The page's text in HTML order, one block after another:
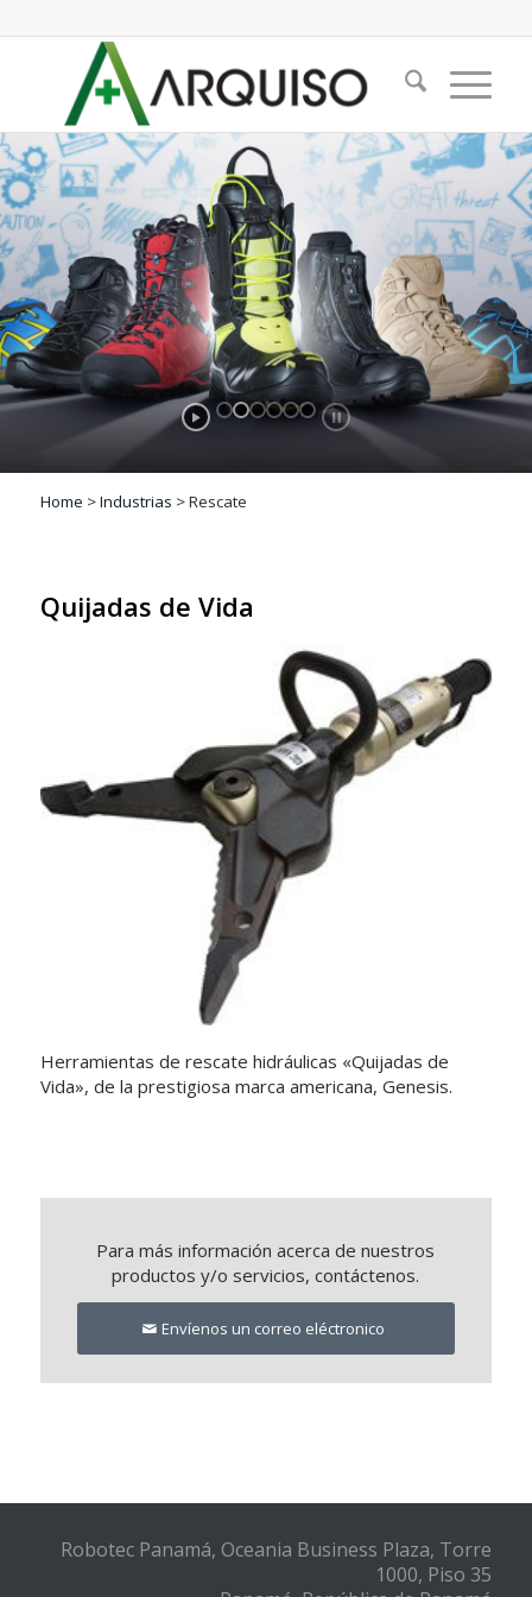
Home >Industrias > Rescate
Quijadas de Vida
Herramientas de rescate hidráulicas «Quijadas de
Vida», de la prestigiosa marca americana, Genesis.
Para más información acerca de nuestros
productos y/o servicios, contáctenos.
Envíenos un correo eléctronico
Robotec Panamá, Oceania Business Plaza, Torre
1000, Piso 35